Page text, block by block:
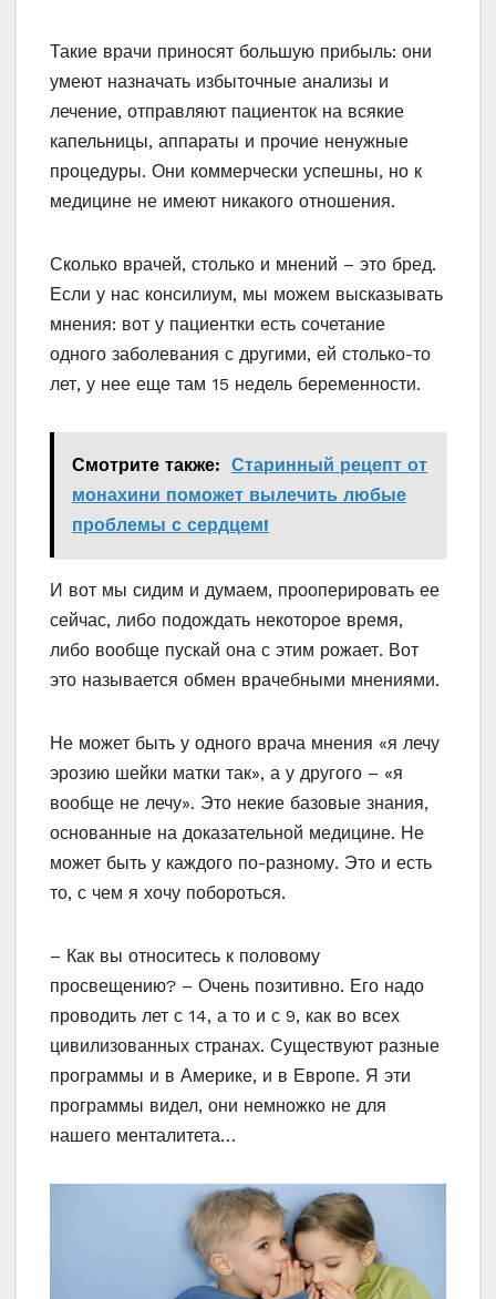
Такие врачи приносят большую прибыль: они
умеют назначать избыточные анализы и
лечение, отправляют пациенток на всякие
капельницы, аппараты и прочие ненужные
процедуры. Они коммерчески успешны, но к
медицине не имеют никакого отношения.
Сколько врачей, столько и мнений – это бред.
Если у нас консилиум, мы можем высказывать
мнения: вот у пациентки есть сочетание
одного заболевания с другими, ей столько-то
лет, у нее еще там 15 недель беременности.
Смотрите также: Старинный рецепт от
монахини поможет вылечить любые
проблемы с сердцем!
И вот мы сидим и думаем, прооперировать ее
сейчас, либо подождать некоторое время,
либо вообще пускай она с этим рожает. Вот
это называется обмен врачебными мнениями.
Не может быть у одного врача мнения «я лечу
эрозию шейки матки так», а у другого – «я
вообще не лечу». Это некие базовые знания,
основанные на доказательной медицине. Не
может быть у каждого по-разному. Это и есть
то, с чем я хочу побороться.
– Как вы относитесь к половому
просвещению? – Очень позитивно. Его надо
проводить лет с 14, а то и с 9, как во всех
цивилизованных странах. Существуют разные
программы и в Америке, и в Европе. Я эти
программы видел, они немножко не для
нашего менталитета…